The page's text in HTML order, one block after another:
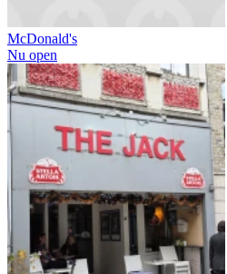
McDonald's
Nu open